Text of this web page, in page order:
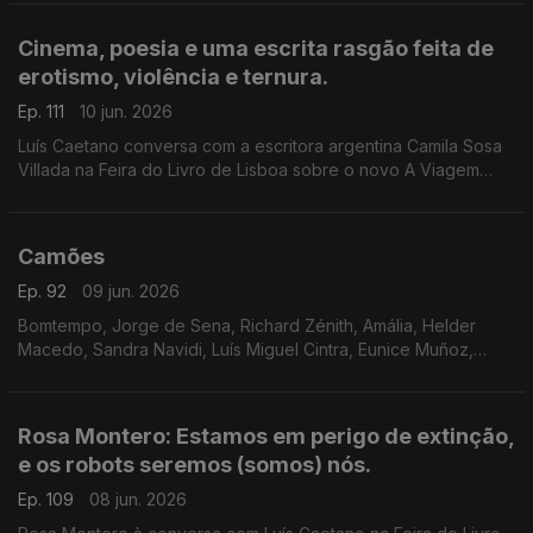
Cinema, poesia e uma escrita rasgão feita de
erotismo, violência e ternura.
Ep. 111
10 jun. 2026
Luís Caetano conversa com a escritora argentina Camila Sosa
Villada na Feira do Livro de Lisboa sobre o novo A Viagem
Camões
Ep. 92
09 jun. 2026
Bomtempo, Jorge de Sena, Richard Zénith, Amália, Helder
Macedo, Sandra Navidi, Luís Miguel Cintra, Eunice Muñoz,
Rosa Montero: Estamos em perigo de extinção,
e os robots seremos (somos) nós.
Ep. 109
08 jun. 2026